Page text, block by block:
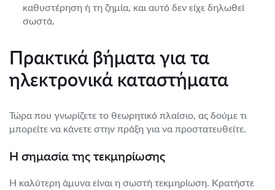
καθυστέρηση ή τη ζημία, και αυτό δεν είχε δηλωθεί
σωστά.
Πρακτικά βήματα για τα
ηλεκτρονικά καταστήματα
Τώρα που γνωρίζετε το θεωρητικό πλαίσιο, ας δούμε τι
μπορείτε να κάνετε στην πράξη για να προστατευθείτε.
Η σημασία της τεκμηρίωσης
Η καλύτερη άμυνα είναι η σωστή τεκμηρίωση. Κρατήστε